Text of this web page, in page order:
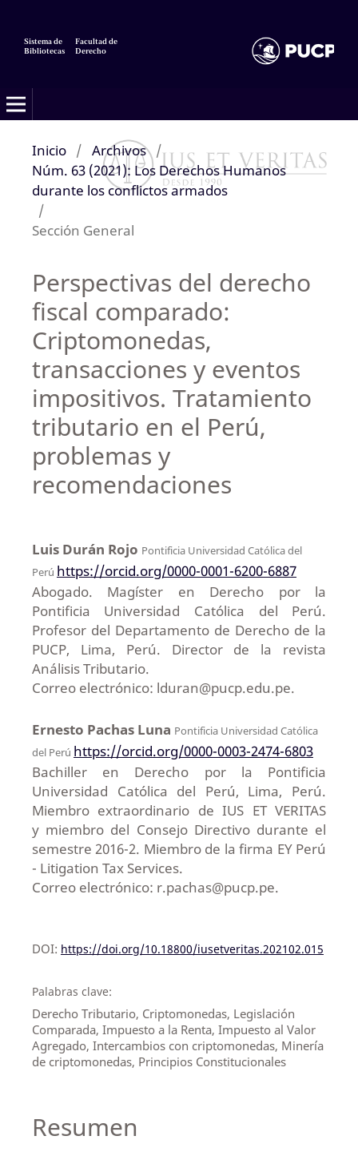
Sistema de
Bibliotecas
Facultad de
Derecho
Inicio / Archivos /
Núm. 63 (2021): Los Derechos Humanos
durante los conflictos armados
/
Sección General
Perspectivas del derecho
fiscal comparado:
Criptomonedas,
transacciones y eventos
impositivos. Tratamiento
tributario en el Perú,
problemas y
recomendaciones
Luis Durán Rojo Pontificia Universidad Católica del
Perú https://orcid.org/0000-0001-6200-6887
Abogado. Magíster en Derecho por la
Pontificia Universidad Católica del Perú.
Profesor del Departamento de Derecho de la
PUCP, Lima, Perú. Director de la revista
Análisis Tributario.
Correo electrónico: lduran@pucp.edu.pe.
Ernesto Pachas Luna Pontificia Universidad Católica
del Perú https://orcid.org/0000-0003-2474-6803
Bachiller en Derecho por la Pontificia
Universidad Católica del Perú, Lima, Perú.
Miembro extraordinario de IUS ET VERITAS
y miembro del Consejo Directivo durante el
semestre 2016-2. Miembro de la firma EY Perú
- Litigation Tax Services.
Correo electrónico: r.pachas@pucp.pe.
DOI: https://doi.org/10.18800/iusetveritas.202102.015
Palabras clave:
Derecho Tributario, Criptomonedas, Legislación
Comparada, Impuesto a la Renta, Impuesto al Valor
Agregado, Intercambios con criptomonedas, Minería
de criptomonedas, Principios Constitucionales
Resumen